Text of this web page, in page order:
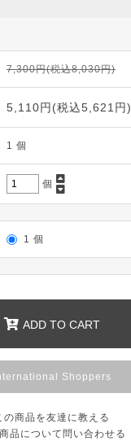
7,300円(税込8,030円)
5,110円(税込5,621円)
1 個
個
1 個
ADD TO CART
Shoppers
の商品を友達に教える
品について問い合わせる